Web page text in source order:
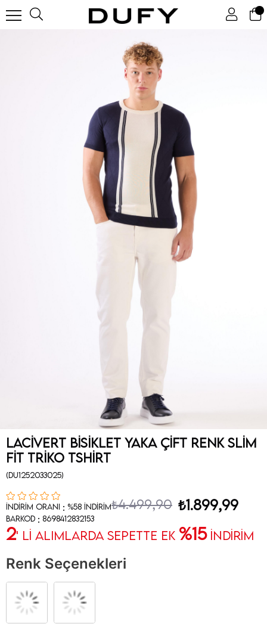
Lacivert Bisiklet Yaka Çift Renk Slim
Fit Triko Tshirt
(DU1252033025)
İndirim Oranı : %58 İndirim₺4.499,90 ₺1.899,99
Barkod : 8698412832153
2' Lİ ALIMLARDA SEPETTE EK %15İNDİRİM
Renk Seçenekleri